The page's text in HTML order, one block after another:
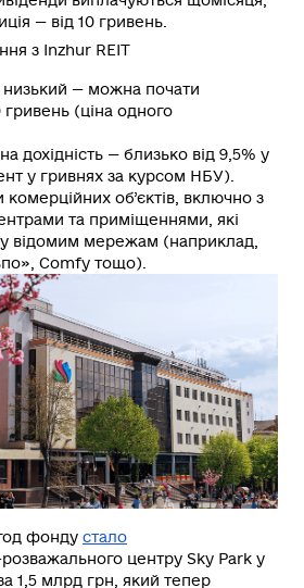
— від 10 гривень.
з Inzhur REIT
низький — можна почати
гривень (ціна одного
дохідність — близько від 9,5% у
у гривнях за курсом НБУ).
об’єктів, включно з
та приміщеннями, які
відомим мережам (наприклад,
Comfy тощо).
фонду стало
центру Sky Park у
1,5 млрд грн, який тепер